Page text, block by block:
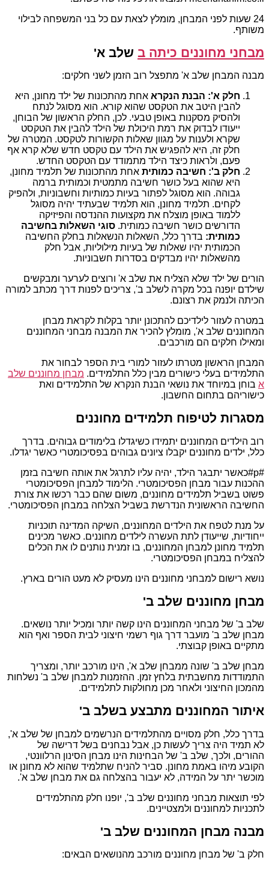
24 שעות לפני המבחן, מומלץ לצאת עם כל בני המשפחה לבילוי
משותף.
מבחני מחוננים כיתה ב שלב א'
מבנה המבחן שלב א' מתפצל רוב הזמן לשני חלקים:
חלק א': הבנת הנקרא אחת מהתכונות של ילד מחונן, היא
להבין היטב את הטקסט שהוא קורא. הוא מסוגל לנתח
ולהסיק מסקנות באופן טבעי. לכן, החלק הראשון של הבוחן,
ייעודו לבדוק את רמת היכולת של הילד להבין את הטקסט
שקרא ולענות על מגוון שאלות הקשורות לטקסט. המטרה של
חלק זה, היא להפגיש את הילד עם טקסט חדש שלא קרא אף
פעם, ולראות כיצד הילד מתמודד עם הטקסט החדש.
חלק ב': חשיבה כמותית אחת מהתכונות של תלמיד מחונן,
היא שהוא בעל כושר חשיבה מתמטית וכמותית ברמה
גבוהה. הוא מסוגל לפתור בעיות כמותיות וחשבוניות, ולהפיק
לקחים. תלמיד מחונן, הוא תלמיד שבעתיד יהיה מסוגל
ללמוד באופן מוצלח את מקצועות ההנדסה והפיזיקה
הדורשים כושר חשיבה כמותית. סוגי השאלות בחשיבה
כמותית: בדרך כלל, השאלות הנשאלות בחלק החשיבה
הכמותית יהיו שאלות של בעיות מילוליות, אבל חלק
מהשאלות יהיו מבדקים בסדרות חשבוניות.
הורים של ילד שלא הצליח את שלב א' ורוצים לערער ומבקשים
שילדם יופנה בכל מקרה לשלב ב', צריכים לפנות דרך מכתב למורה
הכיתה ולנמק את רצונם.
במטרה לעזור לילדיכם להתכונן יותר בקלות לקראת מבחן
המחוננים שלב א', מומלץ להכיר את המבנה מבחני המחוננים
ומאילו חלקים הם מורכבים.
המבחן הראשון מטרתו לעזור למורי בית הספר לבחור את
התלמידים בעלי כישורים מבין כלל התלמידים. מבחן מחוננים שלב
א בוחן במיוחד את נושאי הבנת הנקרא של התלמידים ואת
כישוריהם בתחום החשבון.
מסגרות לטיפוח תלמידים מחוננים
רוב הילדים המחוננים יתמידו כשיגדלו בלימודים גבוהים. בדרך
כלל, ילדים מחוננים יקבלו ציונים גבוהים בפסיכומטרי כאשר יגדלו.
#p#כאשר יתבגר הילד, יהיה עליו לתרגל את אותה חשיבה בזמן
ההכנות עבור מבחן הפסיכומטרי. הלימוד למבחן הפסיכומטרי
פשוט בשביל תלמידים מחוננים, משום שהם כבר רכשו את צורת
החשיבה הראשונית הנדרשת בשביל הצלחה במבחן הפסיכומטרי.
על מנת לטפח את הילדים המחוננים, השיקה המדינה תוכניות
ייחודיות, שייעודן לתת העשרה לילדים מחוננים. כאשר מכינים
תלמיד מחונן למבחן המחוננים, בו זמנית נותנים לו את הכלים
להצליח במבחן הפסיכומטרי.
נושא רישום למבחני מחוננים הינו מעסיק לא מעט הורים בארץ.
מבחן מחוננים שלב ב'
שלב ב' של מבחני המחוננים הינו קשה יותר ומכיל יותר נושאים.
מבחן שלב ב' מועבר דרך גוף רשמי חיצוני לבית הספר ואף הוא
מתקיים באופן קבוצתי.
מבחן שלב ב' שונה ממבחן שלב א', הינו מורכב יותר, ומצריך
התמודדות מחשבתית בלחץ זמן. ההזמנות למבחן שלב ב' נשלחות
מהמכון החיצוני ולאחר מכן מחולקות לתלמידים.
איתור המחוננים מתבצע בשלב ב'
בדרך כלל, חלק מסויים מהתלמידים הנרשמים למבחן של שלב א',
לא תמיד היה צריך לעשות כן, אבל נבחנים בשל דרישה של
ההורים, ולכך, שלב ב' של הבחינות הינו מבחן הסינון הרלוונטי,
הקובע מיהו באמת מחונן. סביר להניח שתלמיד שהוא לא מחונן או
מוכשר יתר על המידה, לא יעבור בהצלחה גם את מבחן שלב א'.
לפי תוצאות מבחני מחוננים שלב ב', יופנו חלק מהתלמידים
לתכניות למחוננים ולמצטיינים.
מבנה מבחן המחוננים שלב ב'
חלק ב' של מבחן מחוננים מורכב מהנושאים הבאים: